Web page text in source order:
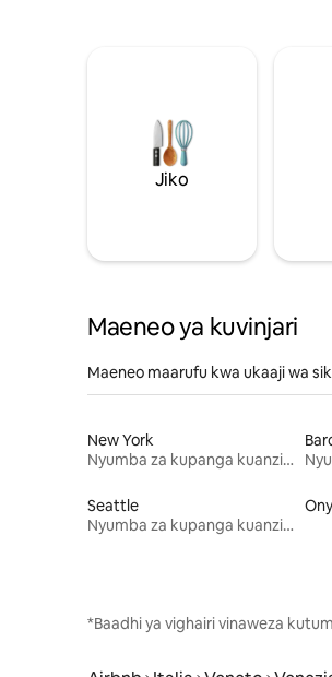
Jiko
Maeneo ya kuvinjari
Maeneo maarufu kwa ukaaji wa
New York
Nyumba za kupanga kuanzia mwezi mmoja
Seattle
Nyumba za kupanga kuanzia mwezi mmoja
*Baadhi ya vighairi vinaweza